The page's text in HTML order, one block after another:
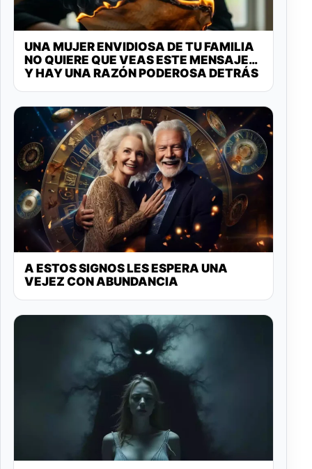
UNA MUJER ENVIDIOSA DE TU FAMILIA
NO QUIERE QUE VEAS ESTE MENSAJE…
Y HAY UNA RAZÓN PODEROSA DETRÁS
A ESTOS SIGNOS LES ESPERA UNA
VEJEZ CON ABUNDANCIA